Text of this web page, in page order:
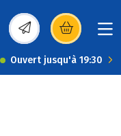
(s’ouvre dans une
Ouvert jusqu'à 19:30